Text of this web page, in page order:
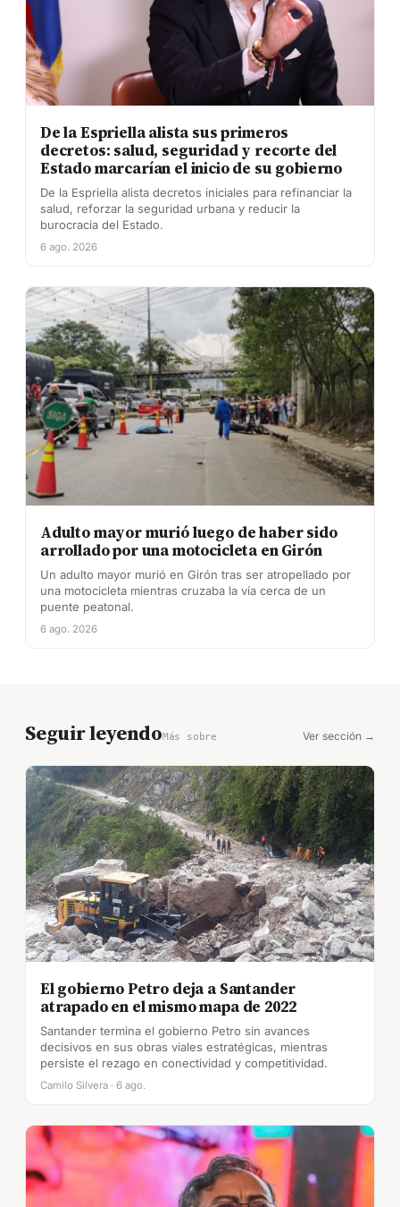
De la Espriella alista sus primeros
decretos: salud, seguridad y recorte del
Estado marcarían el inicio de su gobierno
De la Espriella alista decretos iniciales para refinanciar la
salud, reforzar la seguridad urbana y reducir la
burocracia del Estado.
6 ago. 2026
Adulto mayor murió luego de haber sido
arrollado por una motocicleta en Girón
Un adulto mayor murió en Girón tras ser atropellado por
una motocicleta mientras cruzaba la vía cerca de un
puente peatonal.
6 ago. 2026
Seguir leyendoMás sobre Ver sección →
El gobierno Petro deja a Santander
atrapado en el mismo mapa de 2022
Santander termina el gobierno Petro sin avances
decisivos en sus obras viales estratégicas, mientras
persiste el rezago en conectividad y competitividad.
Camilo Silvera · 6 ago.